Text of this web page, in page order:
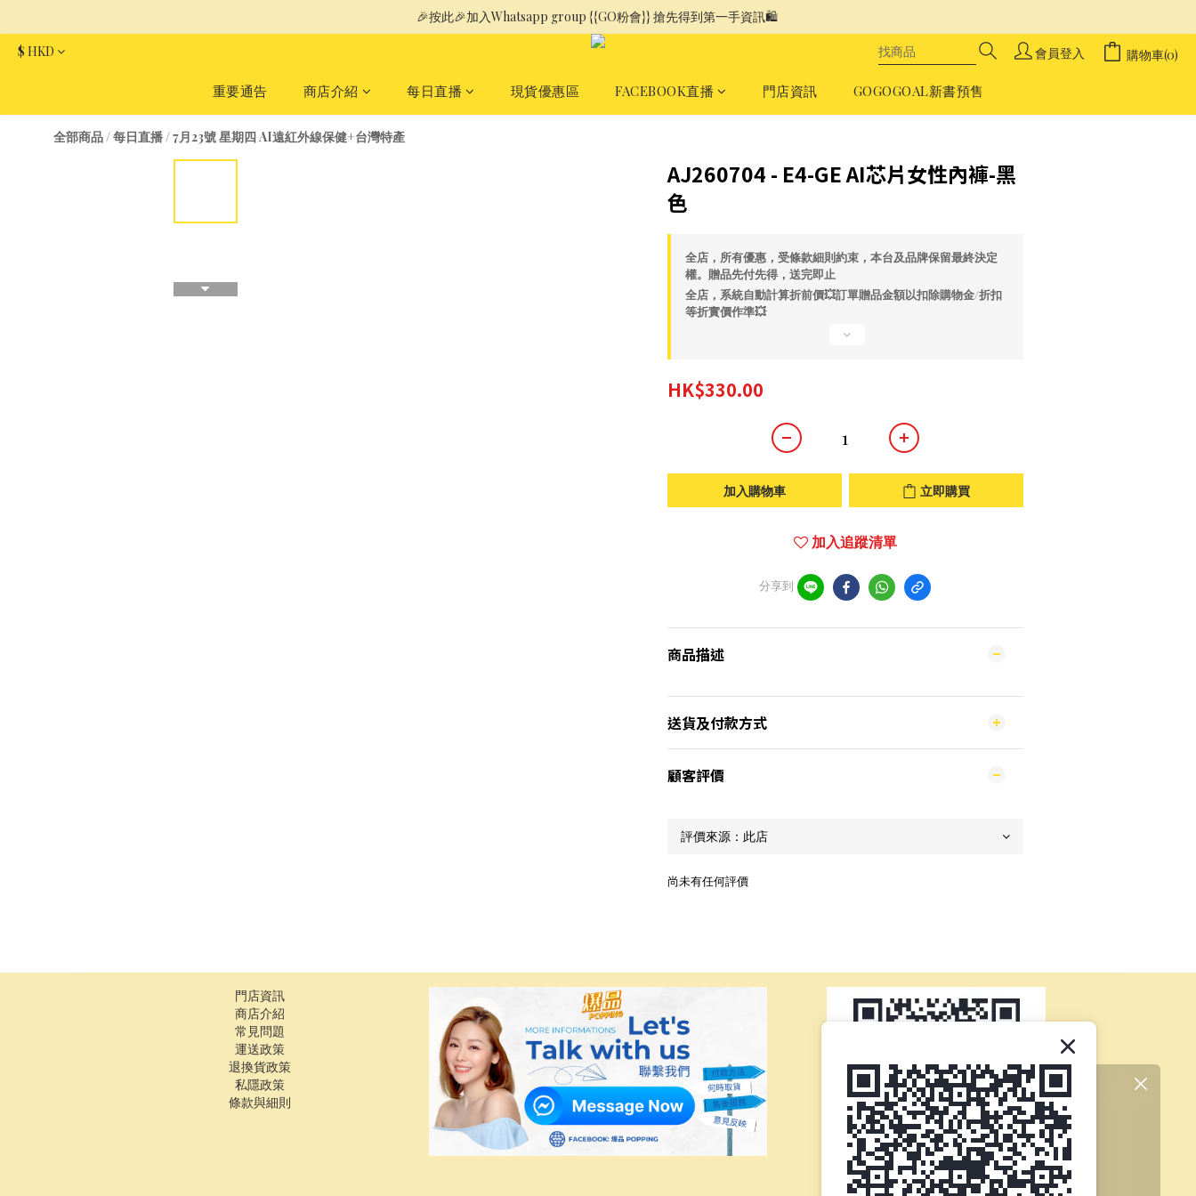
🎉按此🎉加入Whatsapp group {{GO粉會}} 搶先得到第一手資訊🛍️
$ HKD 會員登入 購物車(0)
重要通告 商店介紹 每日直播 現貨優惠區 FACEBOOK直播 門店資訊 GOGOGOAL新書預售
全部商品/每日直播/7月23號 星期四 AI遠紅外線保健+台灣特產
AJ260704 - E4-GE AI芯片女性內褲-黑
色
全店，所有優惠，受條款細則約束，本台及品牌保留最終決定
權。贈品先付先得，送完即止
全店，系統自動計算折前價💥訂單贈品金額以扣除購物金/折扣
等折實價作準💥
HK$330.00
加入購物車 立即購買
加入追蹤清單
分享到
商品描述
送貨及付款方式
顧客評價
尚未有任何評價
門店資訊
商店介紹
常見問題
運送政策
退換貨政策
私隱政策
條款與細則